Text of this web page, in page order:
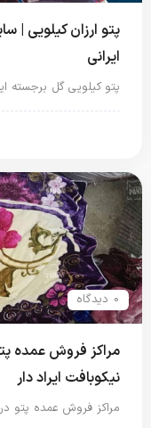
پتو ارزان کیلویی
ایرانی
پتو کیلویی گل برجسته
0 دیدگاه
مراکز فروش عمده
نیکوبافت ایراد دار
مراکز فروش عمده پتو در